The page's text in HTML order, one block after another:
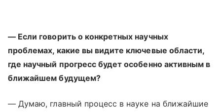
— Если говорить о конкретных научных
проблемах, какие вы видите ключевые области,
где научный прогресс будет особенно активным в
ближайшем будущем?
— Думаю, главный процесс в науке на ближайшие